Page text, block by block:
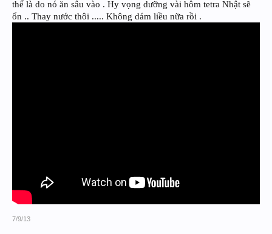
thể là do nó ăn sâu vào . Hy vọng dưỡng vài hôm tetra Nhật sẽ
ổn .. Thay nước thôi ..... Không dám liều nữa rồi .
7/9/13